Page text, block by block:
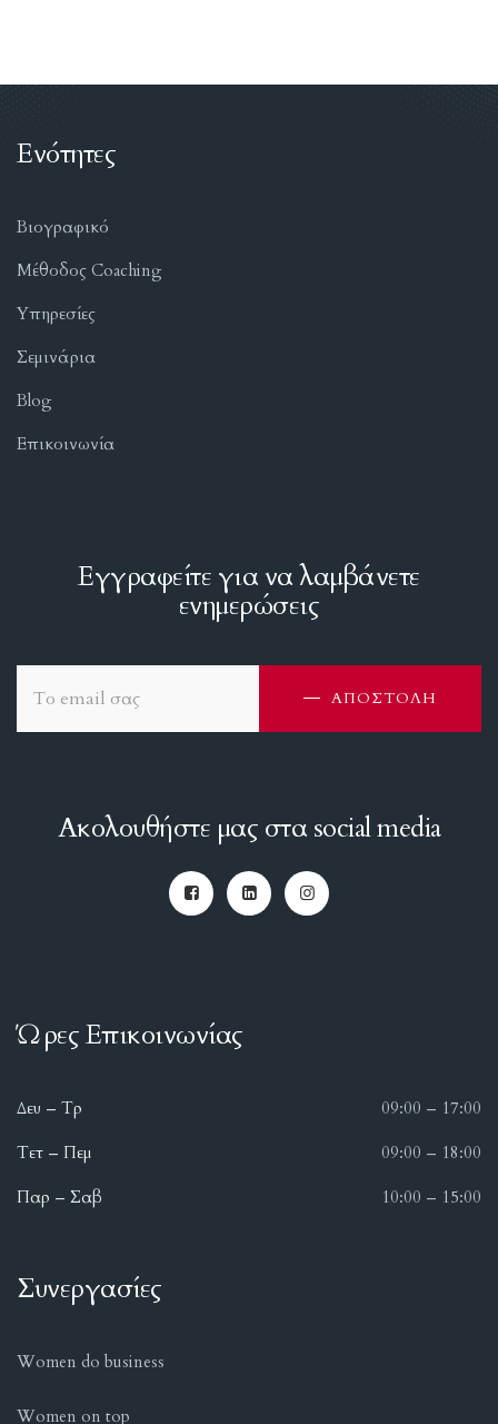
Ενότητες
Βιογραφικό
Μέθοδος Coaching
Υπηρεσίες
Σεμινάρια
Blog
Επικοινωνία
Εγγραφείτε για να λαμβάνετε
ενημερώσεις
ΑΠΟΣΤΟΛΗ
Ακολουθήστε μας στα social media
Ώρες Επικοινωνίας
Δευ – Τρ
09:00 – 17:00
Τετ – Πεμ
09:00 – 18:00
Παρ – Σαβ
10:00 – 15:00
Συνεργασίες
Women do business
Women on top